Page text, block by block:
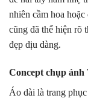
nhiên cầm hoa
cũng đã thể hiện rõ
đẹp dịu dàng.
Concept chụp ảnh
Áo dài là trang